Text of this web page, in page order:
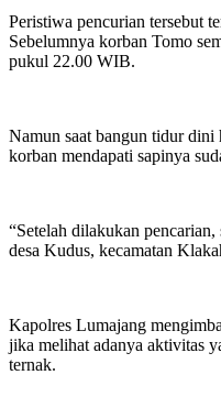
Peristiwa pencurian tersebut
Sebelumnya korban Tomo
pukul 22.00 WIB.
Namun saat bangun tidur dini
korban mendapati sapinya
“Setelah dilakukan
desa Kudus, kecamatan
Kapolres Lumajang
jika melihat adanya aktivitas
ternak.